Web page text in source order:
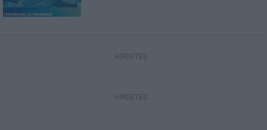
HIRDETÉS
HIRDETÉS